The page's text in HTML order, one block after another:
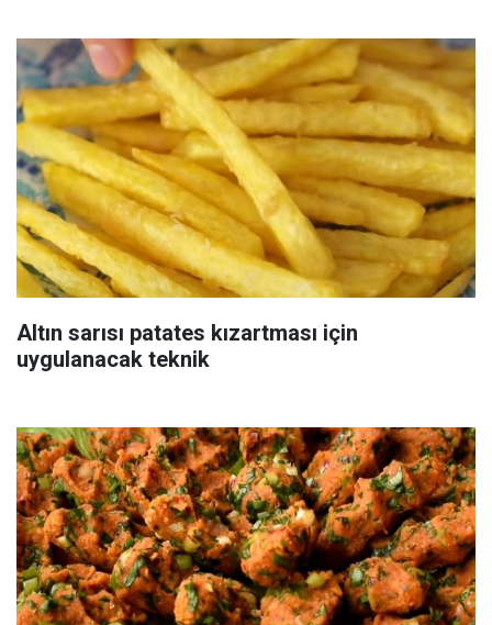
Altın sarısı patates kızartması için
uygulanacak teknik